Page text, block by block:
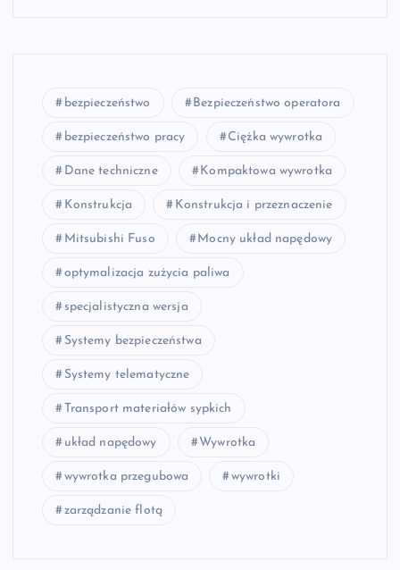
bezpieczeństwo Bezpieczeństwo operatora
bezpieczeństwo pracy Ciężka wywrotka
Dane techniczne Kompaktowa wywrotka
Konstrukcja Konstrukcja i przeznaczenie
Mitsubishi Fuso Mocny układ napędowy
optymalizacja zużycia paliwa
specjalistyczna wersja
Systemy bezpieczeństwa
Systemy telematyczne
Transport materiałów sypkich
układ napędowy Wywrotka
wywrotka przegubowa wywrotki
zarządzanie flotą